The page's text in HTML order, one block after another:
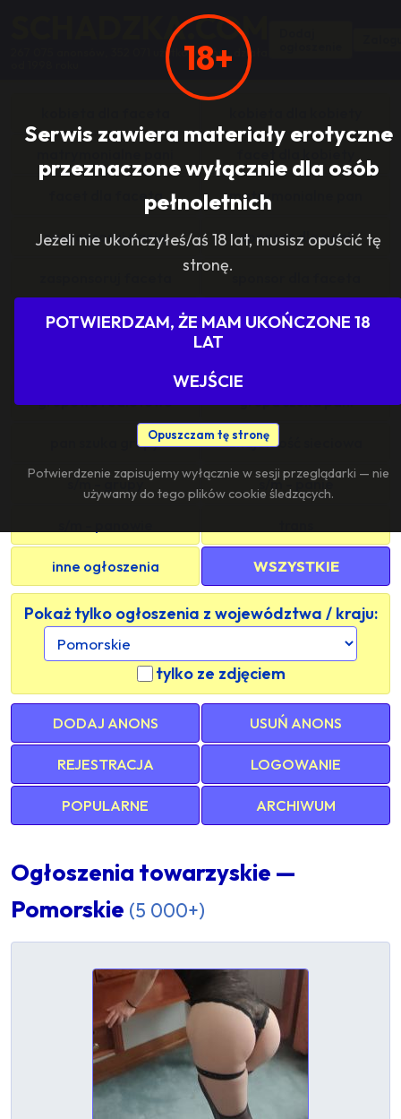
18+
Serwis zawiera materiały erotyczne
przeznaczone wyłącznie dla osób
pełnoletnich
Jeżeli nie ukończyłeś/aś 18 lat, musisz opuścić tę
stronę.
POTWIERDZAM, ŻE MAM UKOŃCZONE 18
LAT
WEJŚCIE
Opuszczam tę stronę
Potwierdzenie zapisujemy wyłącznie w sesji przeglądarki — nie
używamy do tego plików cookie śledzących.
SCHADZKA.COM
267 075 anonsów, 352 071 użytkowników, działa
facet dla faceta matrymonialne pan
zasponsoruj panią sponsor dla pani
sponsoring grupy agencje towarzyskie
grupowo i odlotowo grupa szuka pani
pan szuka grupy znajomość sieciowa
s/m - grupy s/m - panie
inne ogłoszenia WSZYSTKIE
Pokaż tylko ogłoszenia z województwa / kraju:
tylko ze zdjęciem
DODAJ ANONS USUŃ ANONS
REJESTRACJA LOGOWANIE
POPULARNE ARCHIWUM
Ogłoszenia towarzyskie —
Pomorskie (5 000+)